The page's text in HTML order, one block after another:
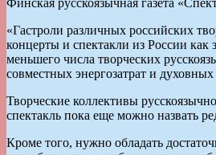
«Гастроли различных российских
концерты и спектакли из России
меньшего числа творческих
совместных энергозатрат и
Творческие коллективы
спектакль пока еще можно назвать
Кроме того, нужно обладать